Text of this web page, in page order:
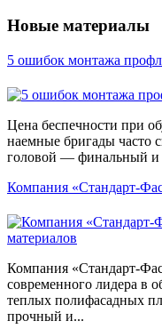
Новые материалы
5 ошибок монтажа
Цена беспечности при
наемные бригады часто
головой — финальный и
Компания «Стандарт-
Компания «Стандарт-
современного лидера в
теплых полифасадных
прочный и...